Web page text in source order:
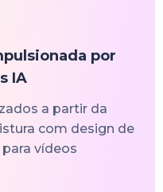
por
IA
a partir da
com design de
vídeos